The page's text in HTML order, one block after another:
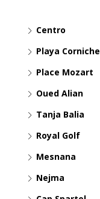
Centro
Playa Corniche
Place Mozart
Oued Alian
Tanja Balia
Royal Golf
Mesnana
Nejma